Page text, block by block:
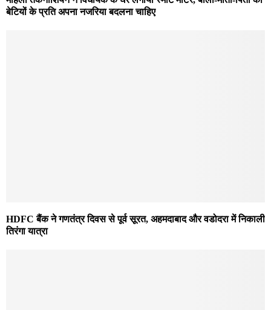
बेटियों के प्रति अपना नजरिया बदलना चाहिए
HDFC बैंक ने गणतंत्र दिवस से पूर्व सूरत, अहमदाबाद और वडोदरा में निकाली
तिरंगा यात्रा